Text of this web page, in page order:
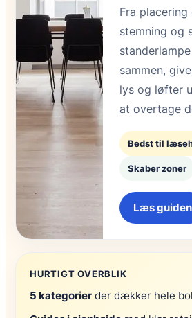
Fra
stemning og
sammen,
lys og løfter
at overtage
Bedst til
Skaber zoner
Læs guiden
HURTIGT OVERBLIK
5 kategorier der dækker hele